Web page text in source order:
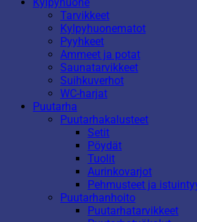
Tarvikkeet
Kylpyhuonematot
Pyyhkeet
Ammeet ja potat
Saunatarvikkeet
Suihkuverhot
WC-harjat
Puutarha
Puutarhakalusteet
Setit
Pöydät
Tuolit
Aurinkovarjot
Pehmusteet ja
Puutarhanhoito
Puutarhatarvikkeet